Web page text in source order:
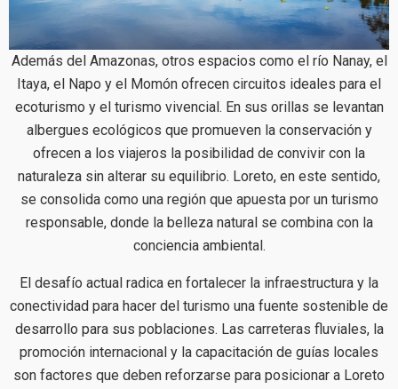
Además del Amazonas, otros espacios como el río Nanay, el
Itaya, el Napo y el Momón ofrecen circuitos ideales para el
ecoturismo y el turismo vivencial. En sus orillas se levantan
albergues ecológicos que promueven la conservación y
ofrecen a los viajeros la posibilidad de convivir con la
naturaleza sin alterar su equilibrio. Loreto, en este sentido,
se consolida como una región que apuesta por un turismo
responsable, donde la belleza natural se combina con la
conciencia ambiental.
El desafío actual radica en fortalecer la infraestructura y la
conectividad para hacer del turismo una fuente sostenible de
desarrollo para sus poblaciones. Las carreteras fluviales, la
promoción internacional y la capacitación de guías locales
son factores que deben reforzarse para posicionar a Loreto